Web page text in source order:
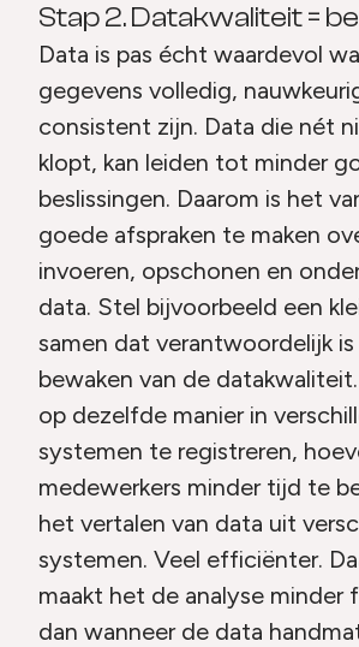
Stap 2. Datakwaliteit =
Data is pas écht waardevol
gegevens volledig,
consistent zijn. Data die nét
klopt, kan leiden tot minder
beslissingen. Daarom is het
goede afspraken te maken
invoeren, opschonen en
data. Stel bijvoorbeeld een
samen dat verantwoordelijk
bewaken van de
op dezelfde manier in
systemen te registreren,
medewerkers minder tijd te
het vertalen van data uit
systemen. Veel efficiënter.
maakt het de analyse minder
dan wanneer de data